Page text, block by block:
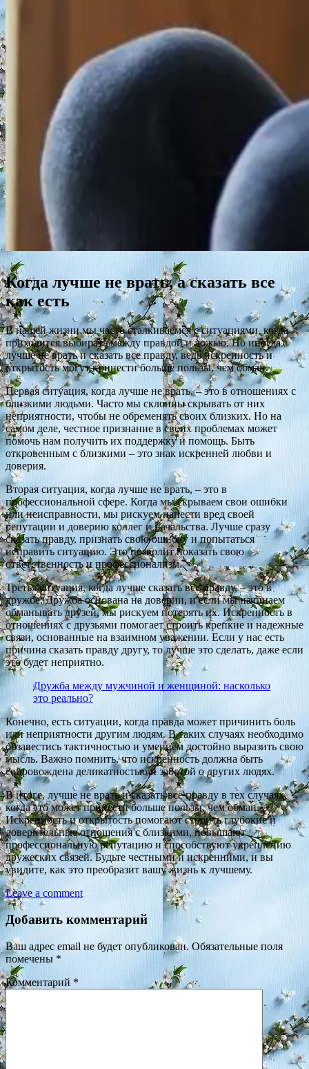
Когда лучше не врать, а сказать все
как есть
В нашей жизни мы часто сталкиваемся с ситуациями, когда
приходится выбирать между правдой и ложью. Но иногда
лучше не врать и сказать все правду, ведь искренность и
открытость могут принести больше пользы, чем обман.
Первая ситуация, когда лучше не врать, – это в отношениях с
близкими людьми. Часто мы склонны скрывать от них
неприятности, чтобы не обременять своих близких. Но на
самом деле, честное признание в своих проблемах может
помочь нам получить их поддержку и помощь. Быть
откровенным с близкими – это знак искренней любви и
доверия.
Вторая ситуация, когда лучше не врать, – это в
профессиональной сфере. Когда мы скрываем свои ошибки
или неисправности, мы рискуем нанести вред своей
репутации и доверию коллег и начальства. Лучше сразу
сказать правду, признать свою ошибку и попытаться
исправить ситуацию. Это позволит показать свою
ответственность и профессионализм.
Третья ситуация, когда лучше сказать все правду, – это в
дружбе. Дружба основана на доверии, и если мы начинаем
обманывать друзей, мы рискуем потерять их. Искренность в
отношениях с друзьями помогает строить крепкие и надежные
связи, основанные на взаимном уважении. Если у нас есть
причина сказать правду другу, то лучше это сделать, даже если
это будет неприятно.
Дружба между мужчиной и женщиной: насколько
это реально?
Конечно, есть ситуации, когда правда может причинить боль
или неприятности другим людям. В таких случаях необходимо
обзавестись тактичностью и умением достойно выразить свою
мысль. Важно помнить, что искренность должна быть
сопровождена деликатностью и заботой о других людях.
В итоге, лучше не врать и сказать все правду в тех случаях,
когда это может принести больше пользы, чем обман.
Искренность и открытость помогают строить глубокие и
доверительные отношения с близкими, повышают
профессиональную репутацию и способствуют укреплению
дружеских связей. Будьте честными и искренними, и вы
увидите, как это преобразит вашу жизнь к лучшему.
Leave a comment
Добавить комментарий
Ваш адрес email не будет опубликован. Обязательные поля
помечены *
Комментарий *